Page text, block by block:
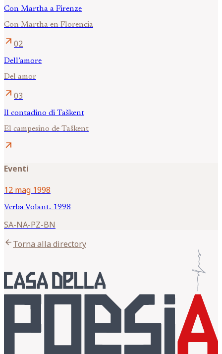
Con Martha a Firenze
Con Martha en Florencia
arrow_outward 02
Dell’amore
Del amor
arrow_outward 03
Il contadino di Taškent
El campesino de Taškent
arrow_outward
Eventi
12 mag 1998
Verba Volant. 1998
SA-NA-PZ-BN
arrow_backTorna alla directory